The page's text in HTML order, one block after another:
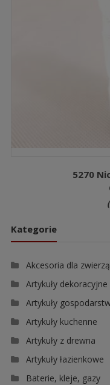
5270
(
Kategorie
Akcesoria dla
Artykuły dekoracyjne
Artykuły
Artykuły kuchenne
Artykuły z drewna
Artykuły łazienkowe
Baterie, kleje, gazy